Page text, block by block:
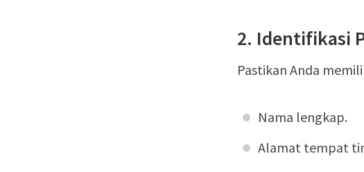
2. Identifikasi
Pastikan Anda
Nama lengkap.
Alamat tempat